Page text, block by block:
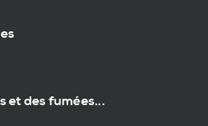
et des fumées...